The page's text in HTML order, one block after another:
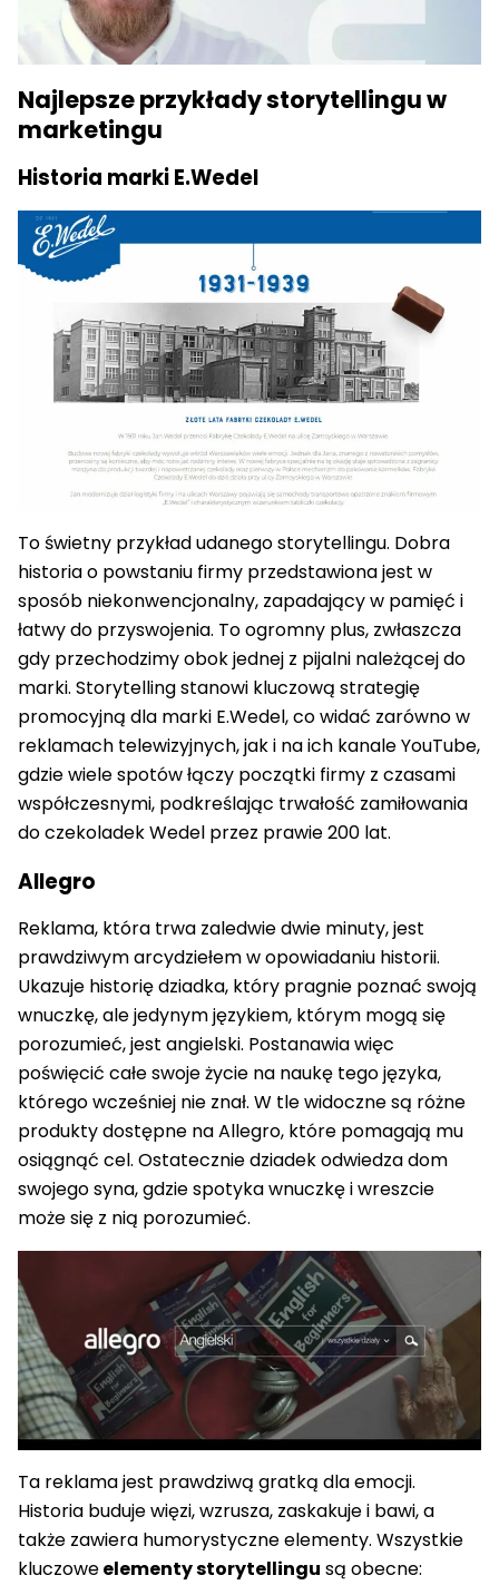
Najlepsze przykłady storytellingu w
marketingu
Historia marki E.Wedel
To świetny przykład udanego storytellingu. Dobra
historia o powstaniu firmy przedstawiona jest w
sposób niekonwencjonalny, zapadający w pamięć i
łatwy do przyswojenia. To ogromny plus, zwłaszcza
gdy przechodzimy obok jednej z pijalni należącej do
marki. Storytelling stanowi kluczową strategię
promocyjną dla marki E.Wedel, co widać zarówno w
reklamach telewizyjnych, jak i na ich kanale YouTube,
gdzie wiele spotów łączy początki firmy z czasami
współczesnymi, podkreślając trwałość zamiłowania
do czekoladek Wedel przez prawie 200 lat.
Allegro
Reklama, która trwa zaledwie dwie minuty, jest
prawdziwym arcydziełem w opowiadaniu historii.
Ukazuje historię dziadka, który pragnie poznać swoją
wnuczkę, ale jedynym językiem, którym mogą się
porozumieć, jest angielski. Postanawia więc
poświęcić całe swoje życie na naukę tego języka,
którego wcześniej nie znał. W tle widoczne są różne
produkty dostępne na Allegro, które pomagają mu
osiągnąć cel. Ostatecznie dziadek odwiedza dom
swojego syna, gdzie spotyka wnuczkę i wreszcie
może się z nią porozumieć.
Ta reklama jest prawdziwą gratką dla emocji.
Historia buduje więzi, wzrusza, zaskakuje i bawi, a
także zawiera humorystyczne elementy. Wszystkie
kluczoweelementy storytellingu są obecne: